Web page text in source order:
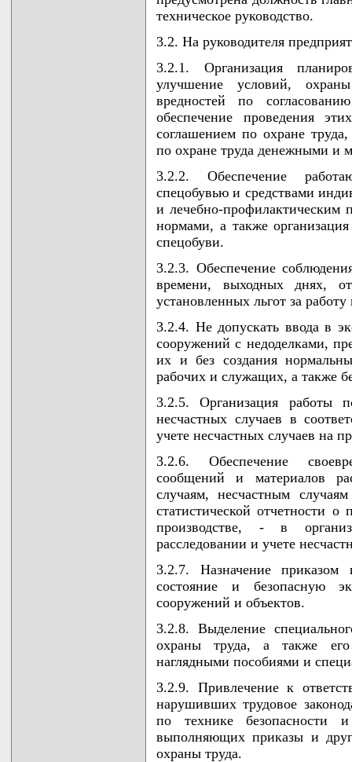
техническое руководство.
3.2. На руководителя
3.2.1. Организация
улучшение условий,
вредностей по
обеспечение проведения
соглашением по охране
по охране труда денежными и
3.2.2. Обеспечение
спецобувью и средствами
и лечебно-профилактическим
нормами, а также
спецобуви.
3.2.3. Обеспечение
времени, выходных днях,
установленных льгот за
3.2.4. Не допускать ввода в
сооружений с недоделками,
их и без создания
рабочих и служащих, а также
3.2.5. Организация работы
несчастных случаев в
учете несчастных случаев на
3.2.6. Обеспечение
сообщений и материалов
случаям, несчастным
статистической отчетности
производстве, - в
расследовании и учете
3.2.7. Назначение
состояние и безопасную
сооружений и объектов.
3.2.8. Выделение
охраны труда, а также его
наглядными пособиями и
3.2.9. Привлечение к
нарушивших трудовое
по технике безопасности
выполняющих приказы и
охраны труда.